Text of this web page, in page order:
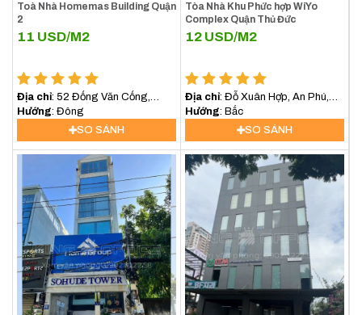
Toà Nhà Homemas Building Quận
2
11 USD/M2
Địa chỉ: 52 Đống Văn Cống,
Phường Bình Trương Tây, Quận 2,
Hướng : Đông
SO SÁNH
Tòa Nhà Khu Phức hợp WiYo
Complex Quận Thủ Đức
12 USD/M2
Địa chỉ: Đỗ Xuân Hợp, An Phú,
Thủ Đức, Hồ Chí Minh
Hướng
: Bắc
SO SÁNH